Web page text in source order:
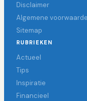
Disclaimer
Algemene
Sitemap
RUBRIEKEN
Actueel
Tips
Inspiratie
Financieel